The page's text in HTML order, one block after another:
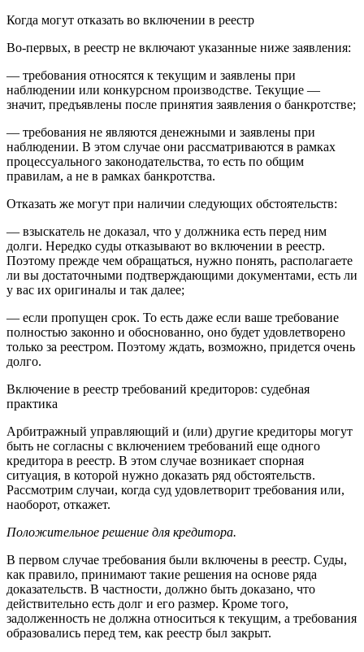
Когда могут отказать во включении в реестр
Во-первых, в реестр не включают указанные ниже заявления:
— требования относятся к текущим и заявлены при
наблюдении или конкурсном производстве. Текущие —
значит, предъявлены после принятия заявления о банкротстве;
— требования не являются денежными и заявлены при
наблюдении. В этом случае они рассматриваются в рамках
процессуального законодательства, то есть по общим
правилам, а не в рамках банкротства.
Отказать же могут при наличии следующих обстоятельств:
— взыскатель не доказал, что у должника есть перед ним
долги. Нередко суды отказывают во включении в реестр.
Поэтому прежде чем обращаться, нужно понять, располагаете
ли вы достаточными подтверждающими документами, есть ли
у вас их оригиналы и так далее;
— если пропущен срок. То есть даже если ваше требование
полностью законно и обоснованно, оно будет удовлетворено
только за реестром. Поэтому ждать, возможно, придется очень
долго.
Включение в реестр требований кредиторов: судебная
практика
Арбитражный управляющий и (или) другие кредиторы могут
быть не согласны с включением требований еще одного
кредитора в реестр. В этом случае возникает спорная
ситуация, в которой нужно доказать ряд обстоятельств.
Рассмотрим случаи, когда суд удовлетворит требования или,
наоборот, откажет.
Положительное решение для кредитора.
В первом случае требования были включены в реестр. Суды,
как правило, принимают такие решения на основе ряда
доказательств. В частности, должно быть доказано, что
действительно есть долг и его размер. Кроме того,
задолженность не должна относиться к текущим, а требования
образовались перед тем, как реестр был закрыт.